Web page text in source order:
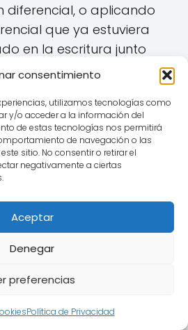
consentimiento
utilizamos tecnologías como
y/o acceder a la información del
de estas tecnologías nos permitirá
de navegación o las
sitio. No consentir o retirar el
negativamente a ciertas
Aceptar
Denegar
preferencias
Política de Privacidad
diferencial, o aplicando
que ya estuviera
en la escritura junto
Alternativas menos
sin interés
o aplicar otro
sustitutivo si
es que la
bancaria debe
todas las cuotas
si siempre hubiera
referenciada al índice